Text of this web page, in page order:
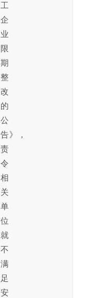
工
企
业
限
期
整
改
的
公
告》，
责
令
相
关
单
位
就
不
满
足
安